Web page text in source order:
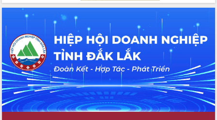
cao kết quả Chiến dịch Quang Trung
tại Đắk Lắk
Hội nghị Ban Chấp hành Đảng bộ tỉnh
Đắk Lắk lần thứ 2 (mở rộng)
Tập trung giải phóng mặt bằng, đẩy
nhanh tiến độ Tuyến đường bộ ven
biển
Gỡ khó, khởi công xây dựng, sửa chữa
toàn bộ nhà ở cho hộ dân đúng tiến độ
đề ra
UBND tỉnh Đắk Lắk tổng kết công tác